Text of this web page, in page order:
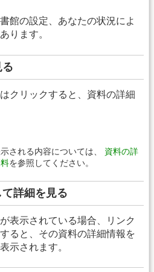
館の設定、あなたの状況によ
ります。
クリックすると、資料の詳細
される内容については、 資料の詳
を参照してください。
詳細を見る
表示されている場合、リンク
ると、その資料の詳細情報を
示されます。